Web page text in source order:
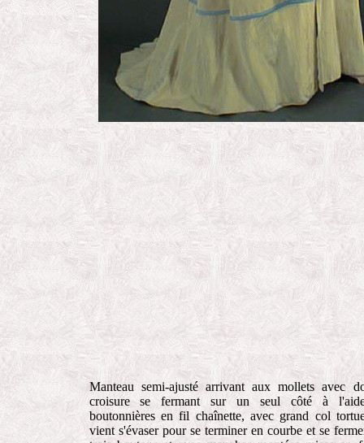
Manteau semi-ajusté arrivant aux mollets avec
croisure se fermant sur un seul côté à
boutonnières en fil chaînette, avec grand col
vient s'évaser pour se terminer en courbe et se